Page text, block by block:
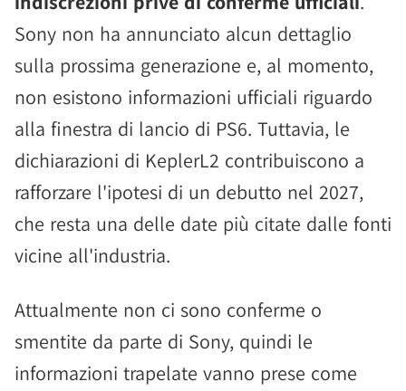
Sony non ha annunciato alcun dettaglio
sulla prossima generazione e, al momento,
non esistono informazioni ufficiali riguardo
alla finestra di lancio di PS6. Tuttavia, le
dichiarazioni di KeplerL2 contribuiscono a
rafforzare l'ipotesi di un debutto nel 2027,
che resta una delle date più citate dalle fonti
vicine all'industria.
Attualmente non ci sono conferme o
smentite da parte di Sony, quindi le
informazioni trapelate vanno prese come